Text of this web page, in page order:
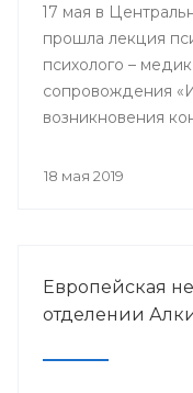
17 мая в
прошла лекция
психолого –
сопровождения
возникновения
18 мая 2019
Европейская
отделении